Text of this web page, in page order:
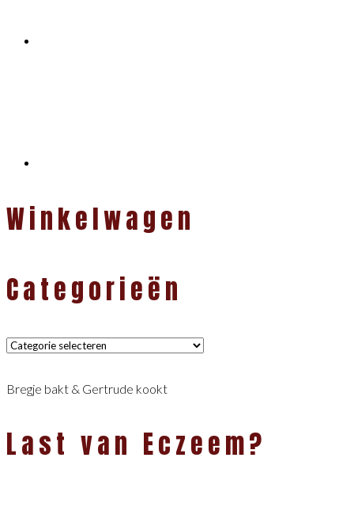
Winkelwagen
Categorieën
Categorieën
Bregje bakt & Gertrude kookt
Last van Eczeem?